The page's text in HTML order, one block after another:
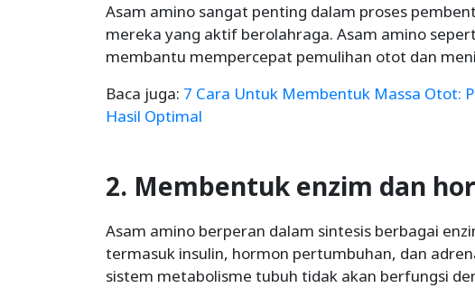
Asam amino sangat penting dalam proses
mereka yang aktif berolahraga. Asam amino
membantu mempercepat pemulihan otot dan
Baca juga: 7 Cara Untuk Membentuk Massa Otot:
Hasil Optimal
2. Membentuk enzim dan
Asam amino berperan dalam sintesis berbagai
termasuk insulin, hormon pertumbuhan, dan
sistem metabolisme tubuh tidak akan berfungsi